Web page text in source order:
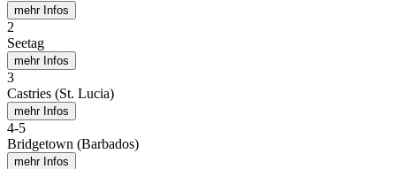
mehr Infos
2
Seetag
mehr Infos
3
Castries (St. Lucia)
mehr Infos
4-5
Bridgetown (Barbados)
mehr Infos